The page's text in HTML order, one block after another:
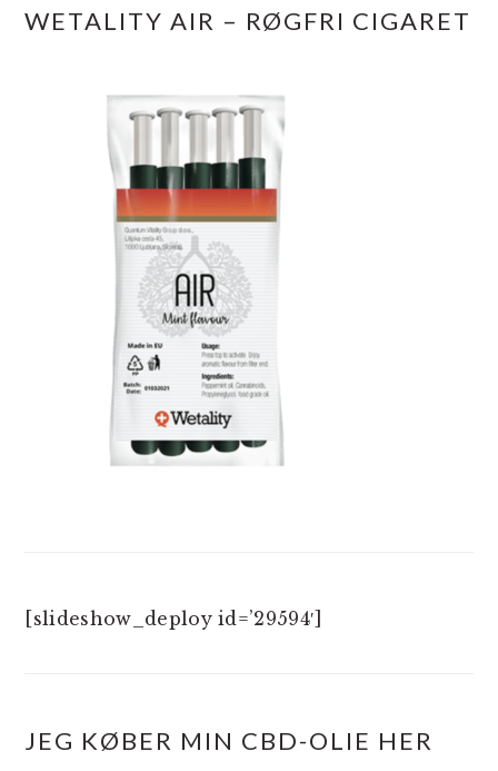
WETALITY AIR – RØGFRI CIGARET
[slideshow_deploy id=’29594′]
JEG KØBER MIN CBD-OLIE HER